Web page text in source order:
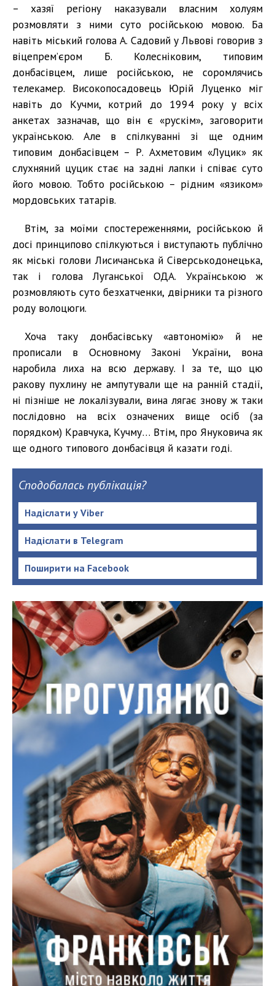
– хазяї регіону наказували власним холуям
розмовляти з ними суто російською мовою. Ба
навіть міський голова А. Садовий у Львові говорив з
віцепрем’єром Б. Колесніковим, типовим
донбасівцем, лише російською, не соромлячись
телекамер. Високопосадовець Юрій Луценко міг
навіть до Кучми, котрий до 1994 року у всіх
анкетах зазначав, що він є «рускім», заговорити
українською. Але в спілкуванні зі ще одним
типовим донбасівцем – Р. Ахметовим «Луцик» як
слухняний цуцик стає на задні лапки і співає суто
його мовою. Тобто російською – рідним «язиком»
мордовських татарів.
Втім, за моїми спостереженнями, російською й
досі принципово спілкуються і виступають публічно
як міські голови Лисичанська й Сіверськодонецька,
так і голова Луганської ОДА. Українською ж
розмовляють суто безхатченки, двірники та різного
роду волоцюги.
Хоча таку донбасівську «автономію» й не
прописали в Основному Законі України, вона
наробила лиха на всю державу. І за те, що цю
ракову пухлину не ампутували ще на ранній стадії,
ні пізніше не локалізували, вина лягає знову ж таки
послідовно на всіх означених вище осіб (за
порядком) Кравчука, Кучму… Втім, про Януковича як
ще одного типового донбасівця й казати годі.
Сподобалась публікація?
Надіслати у Viber
Надіслати в Telegram
Поширити на Facebook